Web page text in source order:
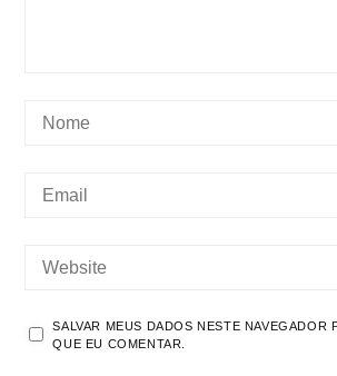
SALVAR MEUS DADOS NESTE NAVEGADOR
QUE EU COMENTAR.